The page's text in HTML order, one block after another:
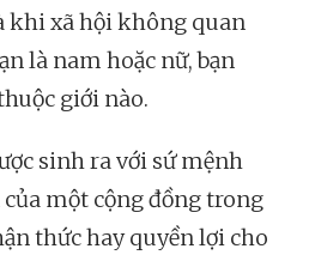
khi xã hội không quan
là nam hoặc nữ, bạn
giới nào.
sinh ra với sứ mệnh
một cộng đồng trong
thức hay quyền lợi cho